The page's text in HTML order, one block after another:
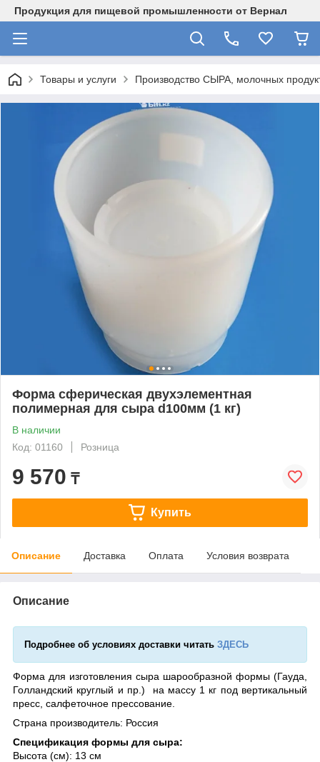
Продукция для пищевой промышленности от Вернал
Товары и услуги Производство СЫРА, молочных
Форма сферическая двухэлементная
полимерная для сыра d100мм (1 кг)
В наличии
Код: 01160
Розница
9 570 ₸
Купить
Описание Доставка Оплата Условия возврата
Описание
Подробнее об условиях доставки читать ЗДЕСЬ
Форма для изготовления сыра шарообразной формы (Гауда,
Голландский круглый и пр.) на массу 1 кг под вертикальный
пресс, салфеточное прессование.
Страна производитель: Россия
Спецификация формы для сыра:
Высота (см): 13 см